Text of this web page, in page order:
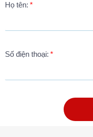
Họ tên:
Số điện thoại: